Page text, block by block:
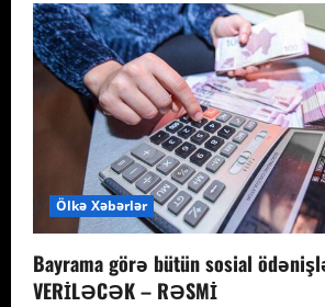
Ölkə Xəbərlər
Bayrama görə bütün sosial
VERİLƏCƏK – RƏSMİ